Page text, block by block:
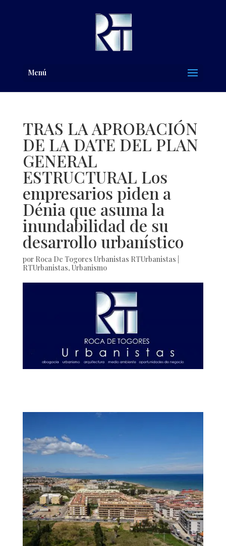
Menú
TRAS LA APROBACIÓN
DE LA DATE DEL PLAN
GENERAL
ESTRUCTURAL Los
empresarios piden a
Dénia que asuma la
inundabilidad de su
desarrollo urbanístico
por Roca De Togores Urbanistas RTUrbanistas
RTUrbanistas, Urbanismo